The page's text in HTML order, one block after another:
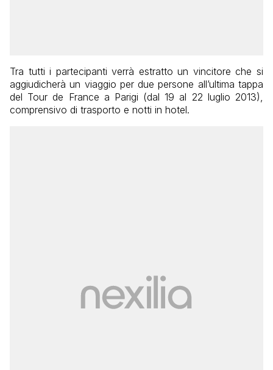
Tra tutti i partecipanti verrà estratto un vincitore che si
aggiudicherà un viaggio per due persone all’ultima tappa
del Tour de France a Parigi (dal 19 al 22 luglio 2013),
comprensivo di trasporto e notti in hotel.